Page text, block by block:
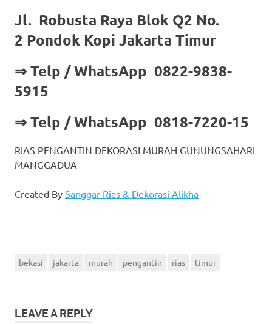
Jl. Robusta Raya Blok Q2 No.
2 Pondok Kopi Jakarta Timur
⇒ Telp / WhatsApp 0822-9838-
5915
⇒ Telp / WhatsApp 0818-7220-15
RIAS PENGANTIN DEKORASI MURAH GUNUNGSAHARI
MANGGADUA
Created By Sanggar Rias & Dekorasi Alikha
bekasi jakarta murah pengantin rias timur
LEAVE A REPLY